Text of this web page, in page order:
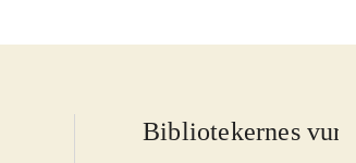
Bibliotekernes